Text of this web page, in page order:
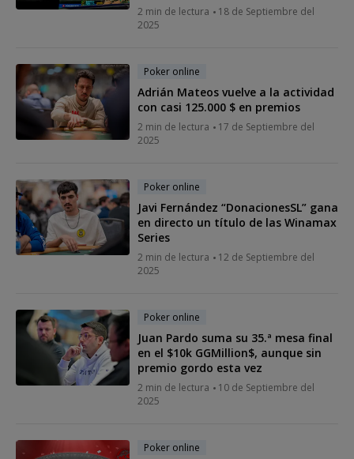
2 min de lectura
18 de Septiembre del
2025
Poker online
Adrián Mateos vuelve a la actividad
con casi 125.000 $ en premios
2 min de lectura
17 de Septiembre del
2025
Poker online
Javi Fernández “DonacionesSL” gana
en directo un título de las Winamax
Series
2 min de lectura
12 de Septiembre del
2025
Poker online
Juan Pardo suma su 35.ª mesa final
en el $10k GGMillion$, aunque sin
premio gordo esta vez
2 min de lectura
10 de Septiembre del
2025
Poker online